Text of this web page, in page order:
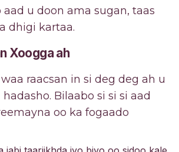
aad u doon ama sugan, taas
dhigi kartaa.
Xoogga ah
raacsan in si deg deg ah u
Bilaabo si si si aad
oo ka fogaado